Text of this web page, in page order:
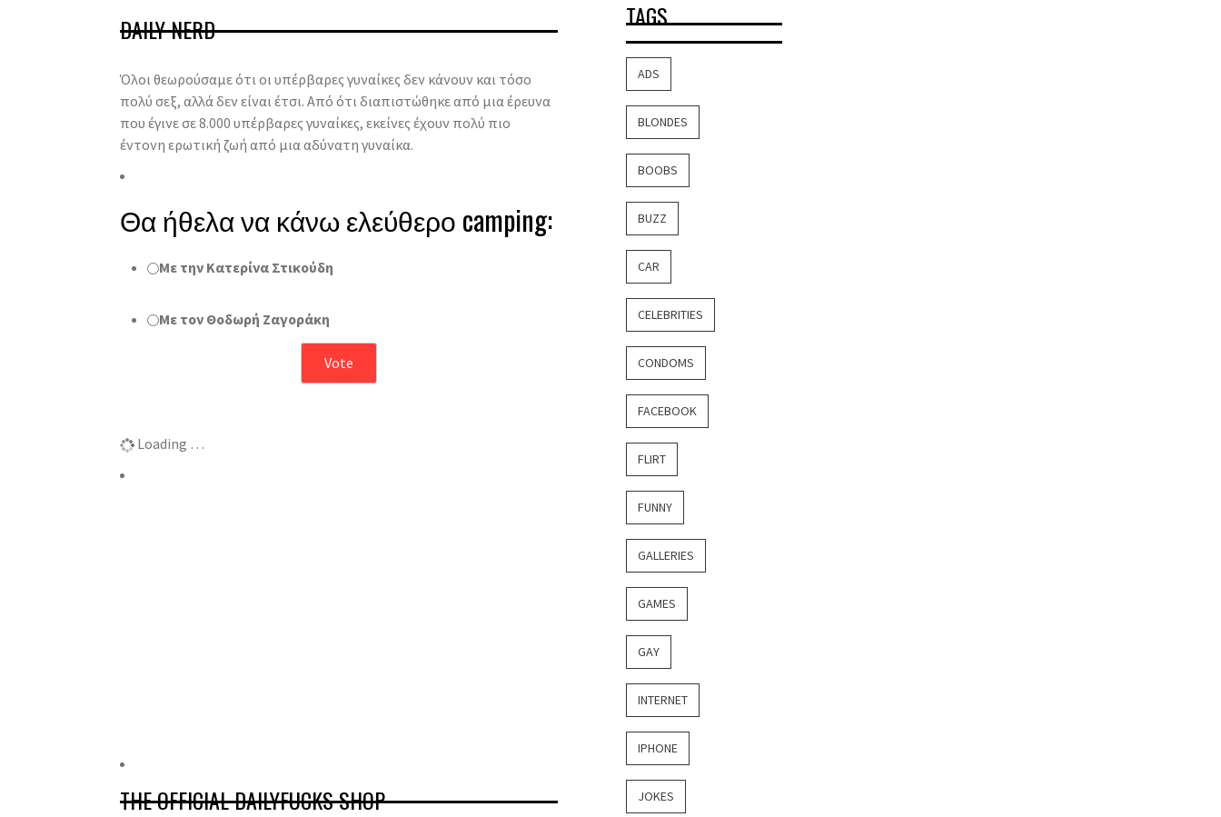
DAILY NERD
Όλοι θεωρούσαμε ότι οι υπέρβαρες γυναίκες δεν κάνουν και τόσο
πολύ σεξ, αλλά δεν είναι έτσι. Από ότι διαπιστώθηκε από μια έρευνα
που έγινε σε 8.000 υπέρβαρες γυναίκες, εκείνες έχουν πολύ πιο
έντονη ερωτική ζωή από μια αδύνατη γυναίκα.
Θα ήθελα να κάνω ελεύθερο camping:
Με την Κατερίνα Στικούδη
Με τον Θοδωρή Ζαγοράκη
Loading …
THE OFFICIAL DAILYFUCKS SHOP
TAGS
ADS
BLONDES
BOOBS
BUZZ
CAR
CELEBRITIES
CONDOMS
FACEBOOK
FLIRT
FUNNY
GALLERIES
GAMES
GAY
INTERNET
IPHONE
JOKES